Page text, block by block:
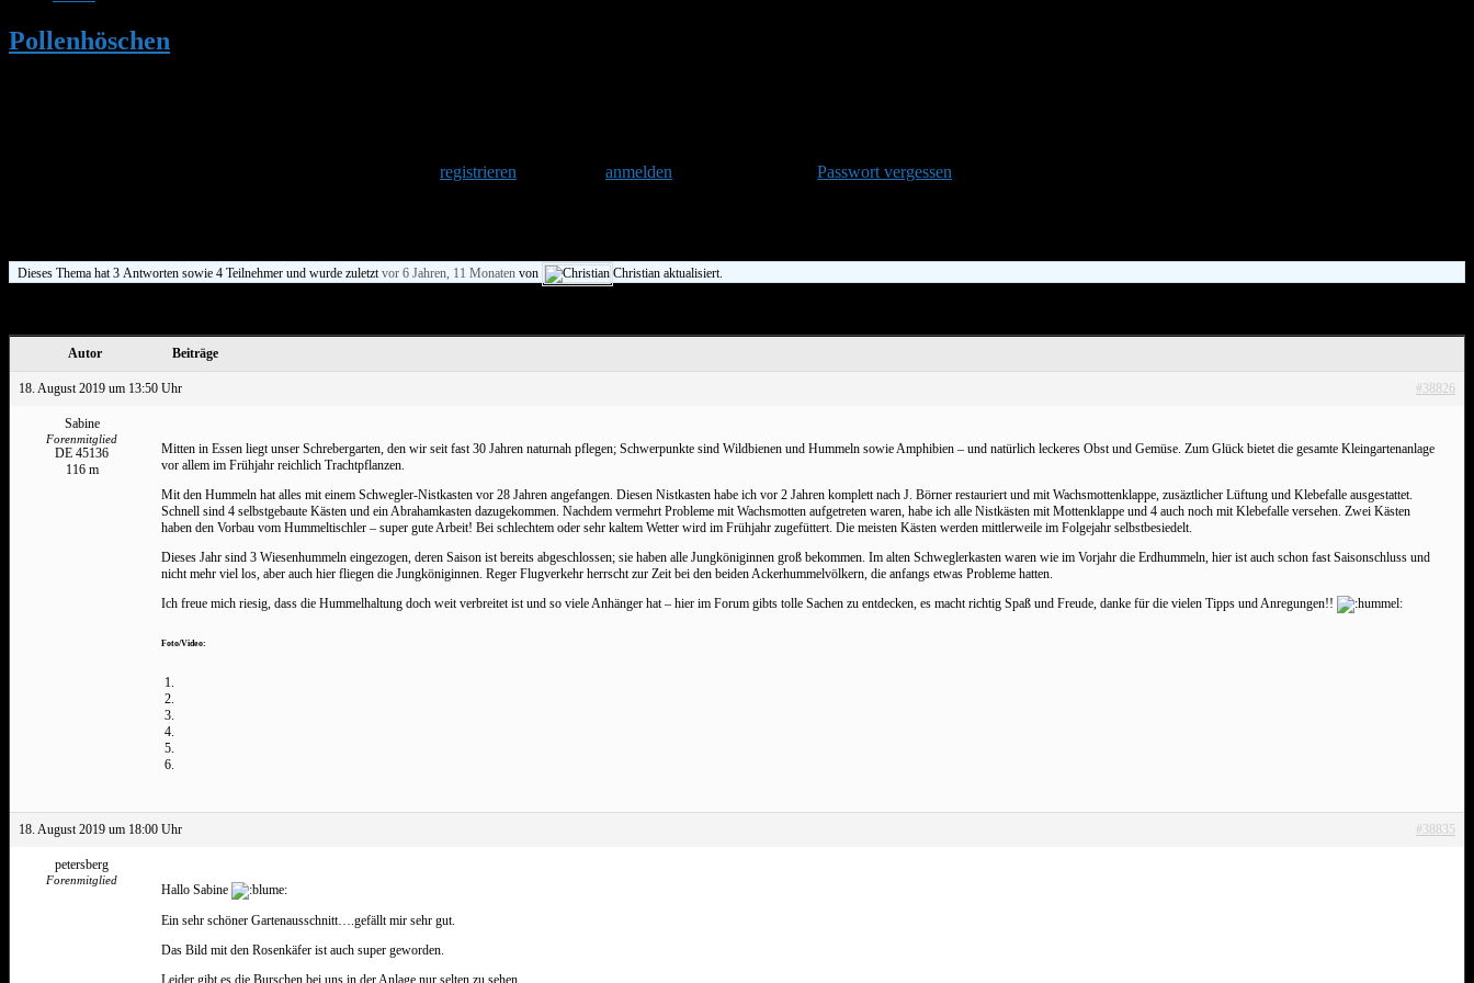
Pollenhöschen
registrieren anmelden Passwort vergessen
Dieses Thema hat 3 Antworten sowie 4 Teilnehmer und wurde zuletztvor 6 Jahren, 11 Monaten von Christian aktualisiert.
Autor Beiträge
18. August 2019 um 13:50 Uhr #38826
Sabine
Forenmitglied
DE 45136
116 m
Mitten in Essen liegt unser Schrebergarten, den wir seit fast 30 Jahren naturnah pflegen; Schwerpunkte sind Wildbienen und Hummeln sowie Amphibien – und natürlich leckeres Obst und Gemüse. Zum Glück bietet die gesamte Kleingartenanlage
vor allem im Frühjahr reichlich Trachtpflanzen.
Mit den Hummeln hat alles mit einem Schwegler-Nistkasten vor 28 Jahren angefangen. Diesen Nistkasten habe ich vor 2 Jahren komplett nach J. Börner restauriert und mit Wachsmottenklappe, zusäztlicher Lüftung und Klebefalle ausgestattet.
Schnell sind 4 selbstgebaute Kästen und ein Abrahamkasten dazugekommen. Nachdem vermehrt Probleme mit Wachsmotten aufgetreten waren, habe ich alle Nistkästen mit Mottenklappe und 4 auch noch mit Klebefalle versehen. Zwei Kästen
haben den Vorbau vom Hummeltischler – super gute Arbeit! Bei schlechtem oder sehr kaltem Wetter wird im Frühjahr zugefüttert. Die meisten Kästen werden mittlerweile im Folgejahr selbstbesiedelt.
Dieses Jahr sind 3 Wiesenhummeln eingezogen, deren Saison ist bereits abgeschlossen; sie haben alle Jungköniginnen groß bekommen. Im alten Schweglerkasten waren wie im Vorjahr die Erdhummeln, hier ist auch schon fast Saisonschluss und
nicht mehr viel los, aber auch hier fliegen die Jungköniginnen. Reger Flugverkehr herrscht zur Zeit bei den beiden Ackerhummelvölkern, die anfangs etwas Probleme hatten.
Ich freue mich riesig, dass die Hummelhaltung doch weit verbreitet ist und so viele Anhänger hat – hier im Forum gibts tolle Sachen zu entdecken, es macht richtig Spaß und Freude, danke für die vielen Tipps und Anregungen!!
Foto/Video:
18. August 2019 um 18:00 Uhr #38835
petersberg
Forenmitglied
Hallo Sabine
Ein sehr schöner Gartenausschnitt….gefällt mir sehr gut.
Das Bild mit den Rosenkäfer ist auch super geworden.
Leider gibt es die Burschen bei uns in der Anlage nur selten zu sehen.